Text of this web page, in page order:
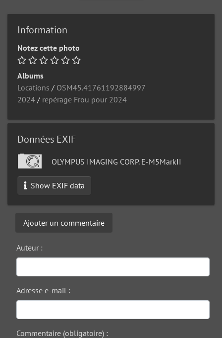
Information
Notez cette photo
Albums
Locations / OSM45.41761192884997
2024 / repérage Frou pour 2024
Données EXIF
OLYMPUS IMAGING CORP. E-M5MarkII
Show EXIF data
Ajouter un commentaire
Auteur :
Adresse e-mail :
Commentaire (obligatoire) :